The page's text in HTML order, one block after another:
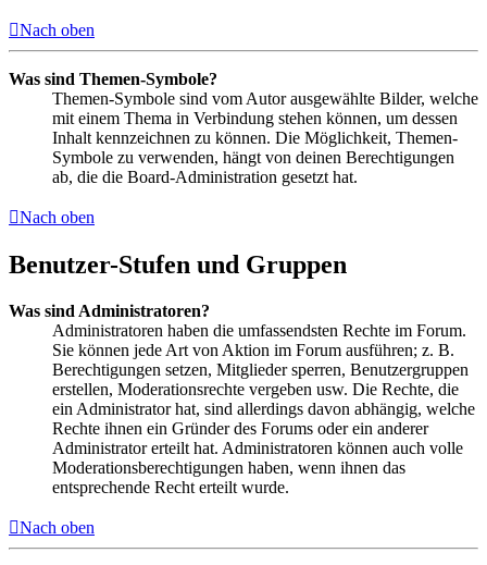
Nach oben
Was sind Themen-Symbole?
Themen-Symbole sind vom Autor ausgewählte Bilder, welche
mit einem Thema in Verbindung stehen können, um dessen
Inhalt kennzeichnen zu können. Die Möglichkeit, Themen-
Symbole zu verwenden, hängt von deinen Berechtigungen
ab, die die Board-Administration gesetzt hat.
Nach oben
Benutzer-Stufen und Gruppen
Was sind Administratoren?
Administratoren haben die umfassendsten Rechte im Forum.
Sie können jede Art von Aktion im Forum ausführen; z. B.
Berechtigungen setzen, Mitglieder sperren, Benutzergruppen
erstellen, Moderationsrechte vergeben usw. Die Rechte, die
ein Administrator hat, sind allerdings davon abhängig, welche
Rechte ihnen ein Gründer des Forums oder ein anderer
Administrator erteilt hat. Administratoren können auch volle
Moderationsberechtigungen haben, wenn ihnen das
entsprechende Recht erteilt wurde.
Nach oben